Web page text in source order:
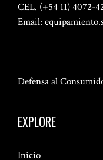
CEL. (+54 11) 4072-
Email:
Defensa al
EXPLORE
Inicio